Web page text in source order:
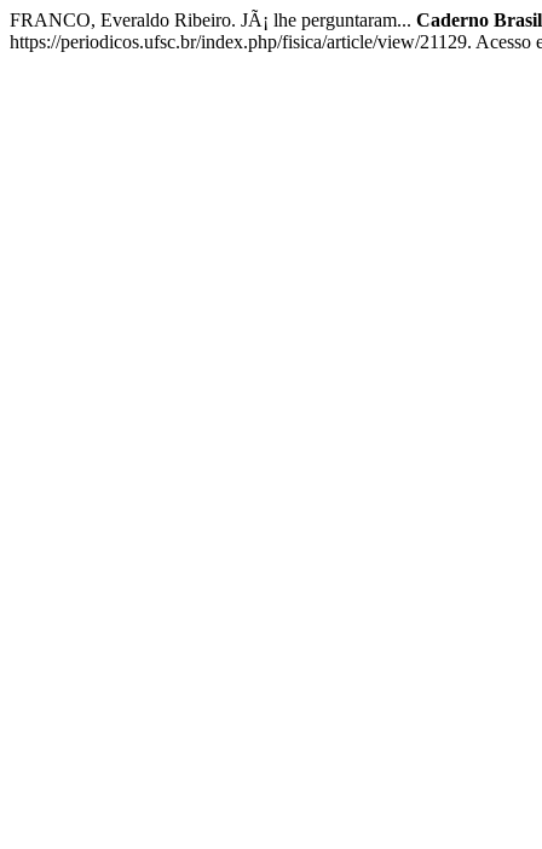
FRANCO, Everaldo Ribeiro. JÃ¡ lhe perguntaram... Caderno
https://periodicos.ufsc.br/index.php/fisica/article/view/21129. Acesso